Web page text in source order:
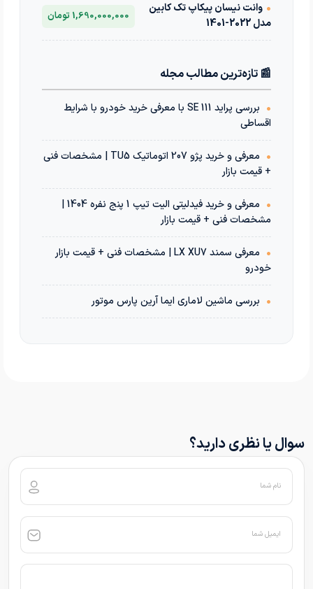
• وانت نیسان پیکاپ تک کابین
مدل 2022-1401
1,690,000,000 تومان
📰 تازه‌ترین مطالب مجله
•
بررسی پراید 111 SE با معرفی خرید خودرو با شرایط
اقساطی
•
معرفی و خرید پژو 207 اتوماتیک TU5 | مشخصات فنی
+ قیمت بازار
•
معرفی و خرید فیدلیتی الیت تیپ 1 پنج نفره 1404 |
مشخصات فنی + قیمت بازار
•
معرفی سمند LX XU7 | مشخصات فنی + قیمت بازار
خودرو
• بررسی ماشین لاماری ایما آرین پارس موتور
سوال یا نظری دارید؟
نام شما
ایمیل شما